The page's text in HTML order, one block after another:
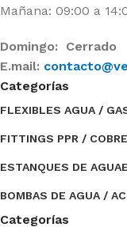
Mañana: 09:00 a
Domingo: Cerrado
E.mail:
Categorías
FLEXIBLES AGUA /
FITTINGS PPR /
ESTANQUES DE AGUA
BOMBAS DE AGUA /
Categorías